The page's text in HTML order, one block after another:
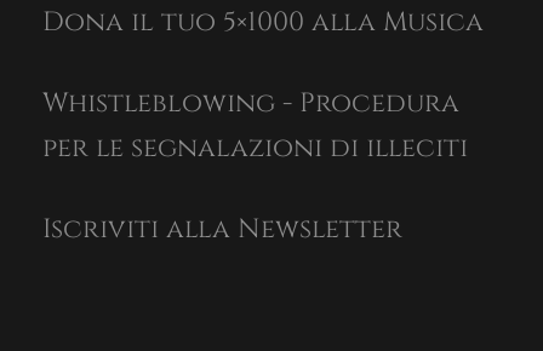
Dona il tuo 5×1000 alla Musica
Whistleblowing - Procedura
per le segnalazioni di illeciti
Iscriviti alla Newsletter